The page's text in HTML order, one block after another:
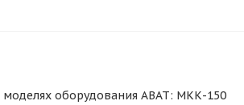
оборудования ABAT: МКК-150